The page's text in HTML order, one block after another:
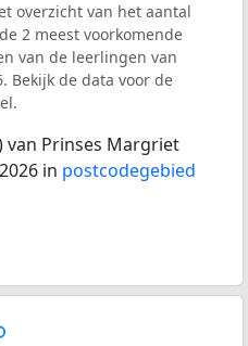
overzicht van het aantal
2 meest voorkomende
van de leerlingen van
Bekijk de data voor de
van Prinses Margriet
in postcodegebied